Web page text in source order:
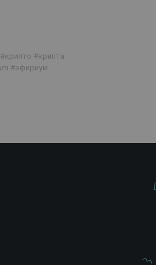
#крипто #крипта
#эфириум